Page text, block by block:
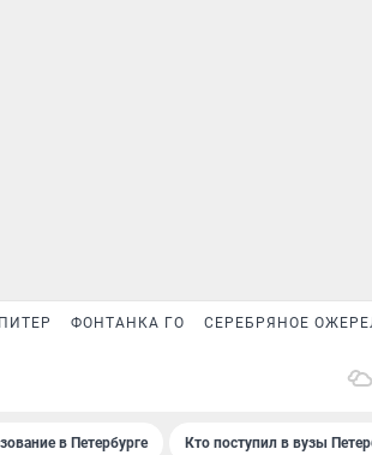
ФОНТАНКА ГО СЕРЕБРЯНОЕ
в Петербурге Кто поступил в вузы